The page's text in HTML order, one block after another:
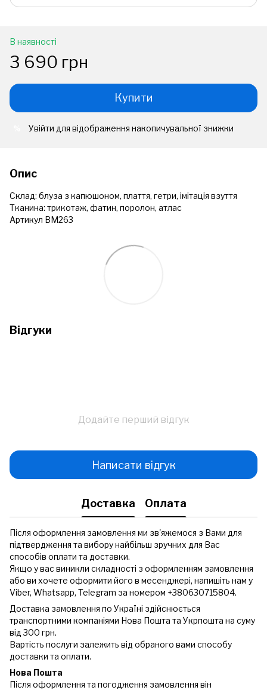
В наявності
3 690 грн
Купити
Увійти для відображення накопичувальної знижки
Опис
Склад: блуза з капюшоном, плаття, гетри, імітація взуття
Тканина: трикотаж, фатин, поролон, атлас
Артикул ВМ263
Відгуки
Додайте перший відгук
Написати відгук
Доставка Оплата
Після оформлення замовлення ми зв'яжемося з Вами для
підтвердження та вибору найбільш зручних для Вас
способів оплати та доставки.
Якщо у вас виникли складності з оформленням замовлення
або ви хочете оформити його в месенджері, напишіть нам у
Viber, Whatsapp, Telegram за номером +380630715804.
Доставка замовлення по Україні здійснюється
транспортними компаніями Нова Пошта та Укрпошта на суму
від 300 грн.
Вартість послуги залежить від обраного вами способу
доставки та оплати.
Нова Пошта
Після оформлення та погодження замовлення він